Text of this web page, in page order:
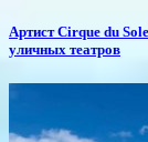
Артист Cirque du
уличных театров